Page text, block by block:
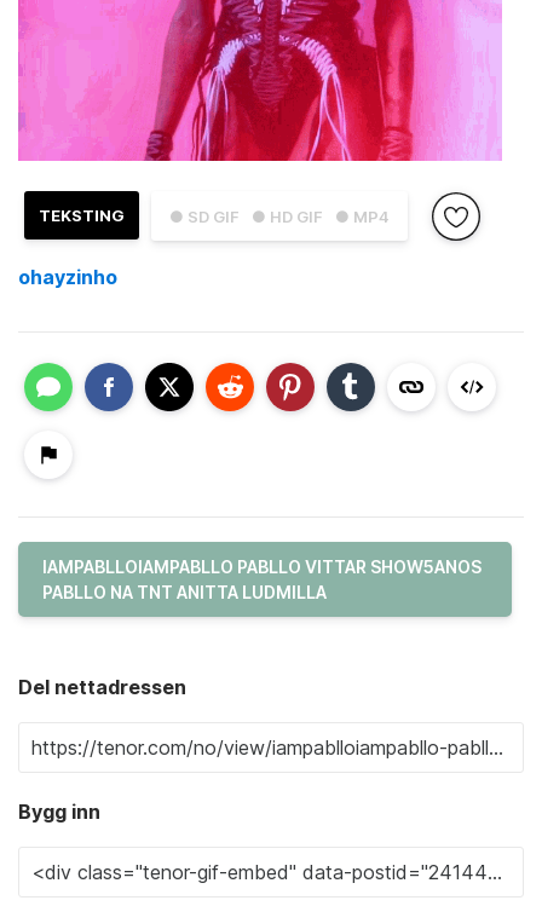
● SD GIF ● HD GIF ● MP4
TEKSTING
ohayzinho
IAMPABLLOIAMPABLLO PABLLO VITTAR SHOW5ANOS
PABLLO NA TNT ANITTA LUDMILLA
Del nettadressen
Bygg inn